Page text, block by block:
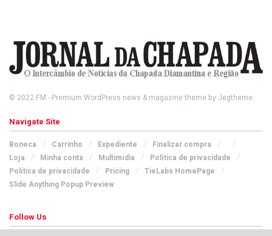
© 2022 FM - Premium WordPress news & magazine theme by Jegtheme.
Navigate Site
Boneca Carrinho Expediente
Finalizar compra
Loja
Minha conta Multimídia
Política de privacidade
Política de privacidade
Pricing
TieLabs HomePage
Slide Anything Popup Preview
Follow Us